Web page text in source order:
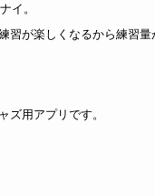
イ。
習が楽しくなるから練習
ズ用アプリです。